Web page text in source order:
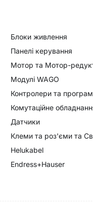
Блоки живлення
Панелі керування
Мотор та Мотор-
Модулі WAGO
Контролери та
Комутаційне
Датчики
Клеми та роз'єми та
Helukabel
Endress+Hauser